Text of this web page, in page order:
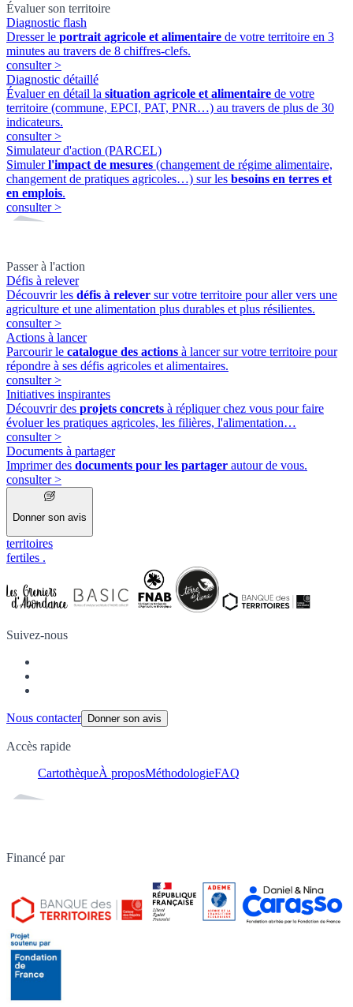
Évaluer son territoire
Diagnostic flash
Dresser le portrait agricole et alimentaire de votre territoire en 3
minutes au travers de 8 chiffres-clefs.
consulter>
Diagnostic détaillé
Évaluer en détail la situation agricole et alimentaire de votre
territoire (commune, EPCI, PAT, PNR…) au travers de plus de 30
indicateurs.
consulter>
Simulateur d'action (PARCEL)
Simulerl'impact de mesures (changement de régime alimentaire,
changement de pratiques agricoles…) sur les besoins en terres et
en emplois.
consulter>
Passer à l'action
Défis à relever
Découvrir les défis à relever sur votre territoire pour aller vers une
agriculture et une alimentation plus durables et plus résilientes.
consulter>
Actions à lancer
Parcourir le catalogue des actions à lancer sur votre territoire pour
répondre à ses défis agricoles et alimentaires.
consulter>
Initiatives inspirantes
Découvrir des projets concrets à répliquer chez vous pour faire
évoluer les pratiques agricoles, les filières, l'alimentation…
consulter>
Documents à partager
Imprimer des documents pour les partager autour de vous.
consulter>
Donner son avis
territoires
fertiles .
Suivez-nous
Nous contacter Donner son avis
Accès rapide
CartothèqueÀ proposMéthodologieFAQ
Financé par